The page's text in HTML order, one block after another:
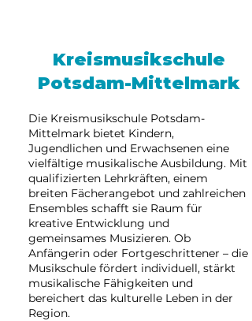
Kreismusikschule
Potsdam-Mittelmark
Die Kreismusikschule Potsdam-
Mittelmark bietet Kindern,
Jugendlichen und Erwachsenen eine
vielfältige musikalische Ausbildung. Mit
qualifizierten Lehrkräften, einem
breiten Fächerangebot und zahlreichen
Ensembles schafft sie Raum für
kreative Entwicklung und
gemeinsames Musizieren. Ob
Anfängerin oder Fortgeschrittener – die
Musikschule fördert individuell, stärkt
musikalische Fähigkeiten und
bereichert das kulturelle Leben in der
Region.